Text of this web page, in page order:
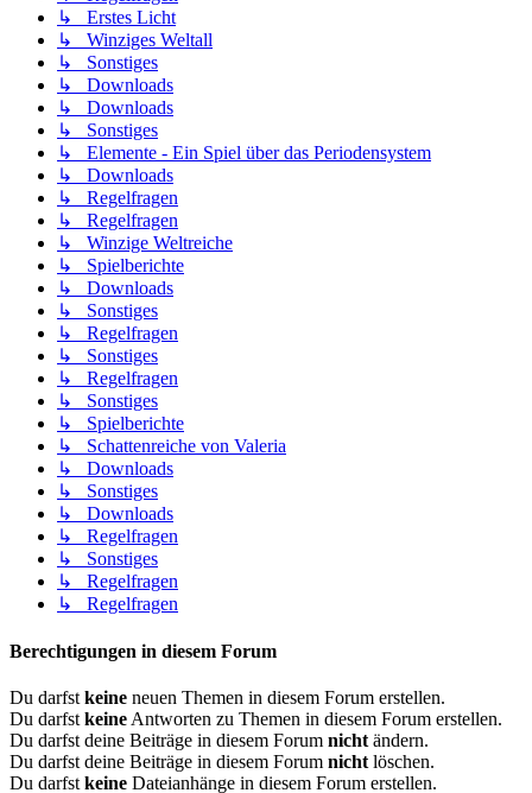
↳ Erstes Licht
↳ Winziges Weltall
↳ Sonstiges
↳ Downloads
↳ Downloads
↳ Sonstiges
↳ Elemente - Ein Spiel über das Periodensystem
↳ Downloads
↳ Regelfragen
↳ Regelfragen
↳ Winzige Weltreiche
↳ Spielberichte
↳ Downloads
↳ Sonstiges
↳ Regelfragen
↳ Sonstiges
↳ Regelfragen
↳ Sonstiges
↳ Spielberichte
↳ Schattenreiche von Valeria
↳ Downloads
↳ Sonstiges
↳ Downloads
↳ Regelfragen
↳ Sonstiges
↳ Regelfragen
↳ Regelfragen
Berechtigungen in diesem Forum
Du darfst keine neuen Themen in diesem Forum erstellen.
Du darfst keine Antworten zu Themen in diesem Forum erstellen.
Du darfst deine Beiträge in diesem Forum nicht ändern.
Du darfst deine Beiträge in diesem Forum nicht löschen.
Du darfst keine Dateianhänge in diesem Forum erstellen.